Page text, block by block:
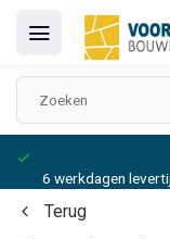
6 werkdagen
Terug